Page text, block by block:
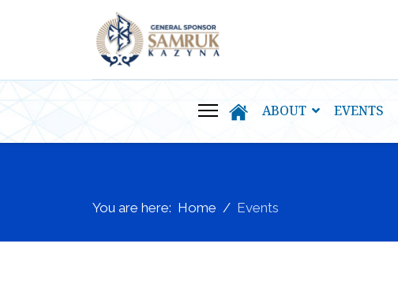
ABOUT EVENTS
You are here: Home Events